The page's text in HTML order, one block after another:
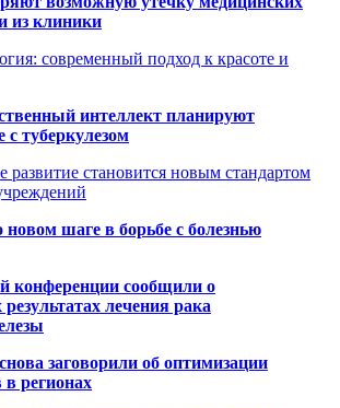
из клиники
современный подход к красоте и
интеллект планируют
с туберкулезом
развитие становится новым стандартом
шаге в борьбе с болезнью
конференции сообщили о
лечения рака
заговорили об оптимизации
регионах